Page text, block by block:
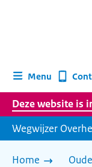
Menu
Deze website is
Wegwijzer
Home